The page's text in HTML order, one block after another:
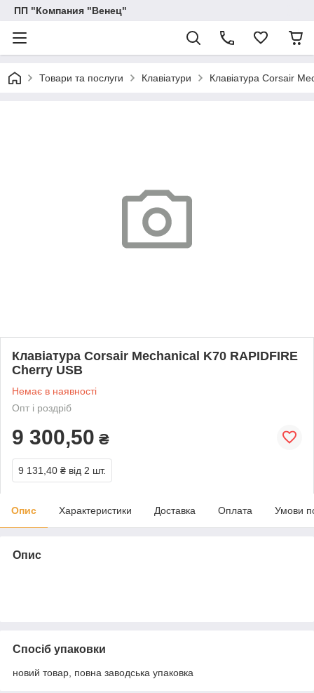
ПП "Компания "Венец"
Товари та послуги Клавіатури Клавіатура Corsair
Клавіатура Corsair Mechanical K70 RAPIDFIRE
Cherry USB
Немає в наявності
Опт і роздріб
9 300,50 ₴
9 131,40 ₴ від 2 шт.
Опис Характеристики Доставка Оплата Умови
Опис
Спосіб упаковки
новий товар, повна заводська упаковка